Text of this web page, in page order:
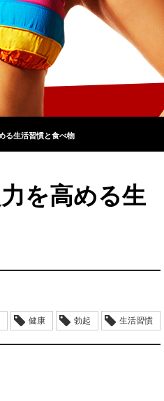
る生活習慣と食べ物
を高める生
健康 勃起 生活習慣